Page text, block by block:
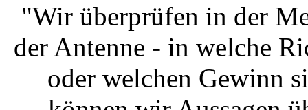
"Wir überprüfen in der
der Antenne - in welche
oder welchen Gewinn